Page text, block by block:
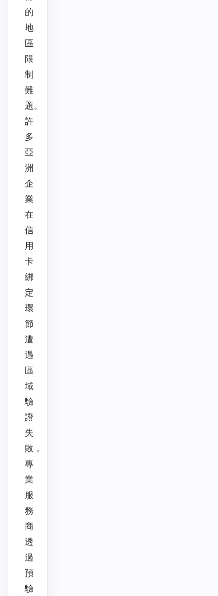
的
地
區
限
制
難
題。
許
多
亞
洲
企
業
在
信
用
卡
綁
定
環
節
遭
遇
區
域
驗
證
失
敗，
專
業
服
務
商
透
過
預
驗